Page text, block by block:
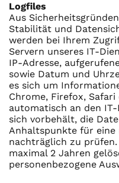
Logfiles
Aus
Stabilität und
werden bei Ihrem
Servern unseres IT-
IP-Adresse,
sowie Datum und
es sich um
Chrome, Firefox,
automatisch an den
sich vorbehält, die
Anhaltspunkte für
nachträglich zu
maximal 2 Jahren
personenbezogene